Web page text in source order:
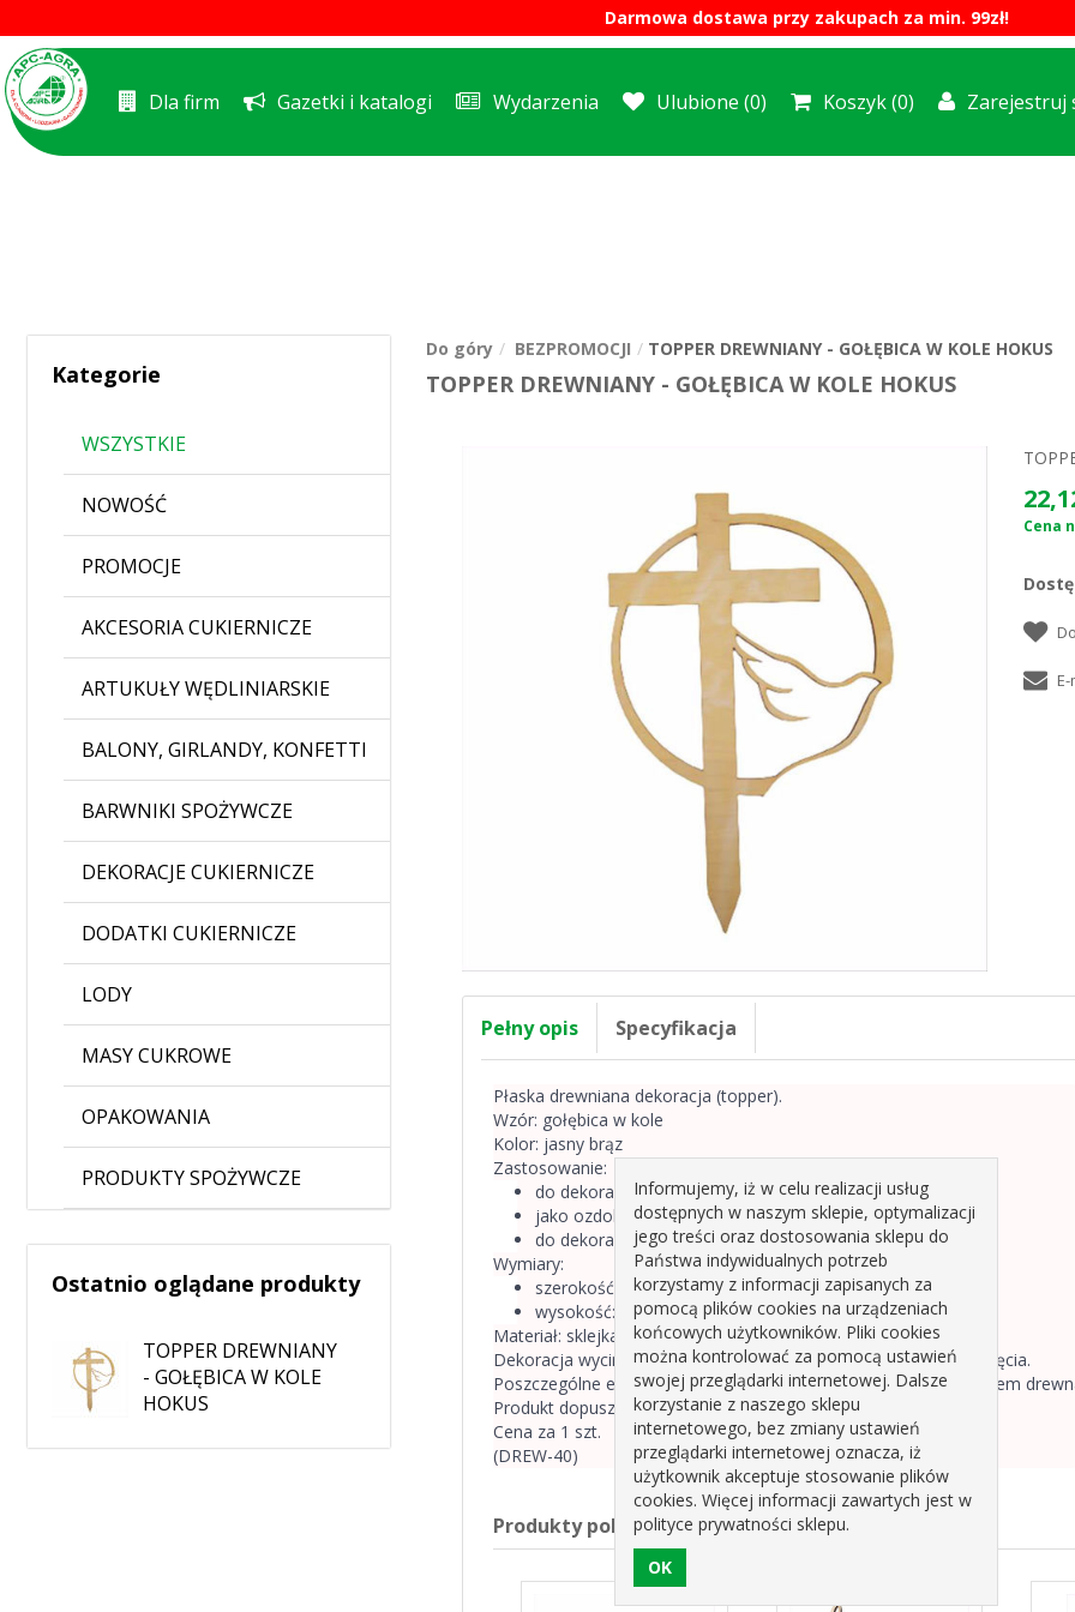
Darmowa dostawa przy zakupach za min. 99zł!
Dla firm Gazetki i katalogi Wydarzenia Ulubione (0) Koszyk (0) Zarejestruj
Kategorie
WSZYSTKIE
NOWOŚĆ
PROMOCJE
AKCESORIA CUKIERNICZE
ARTUKUŁY WĘDLINIARSKIE
BALONY, GIRLANDY, KONFETTI
BARWNIKI SPOŻYWCZE
DEKORACJE CUKIERNICZE
DODATKI CUKIERNICZE
LODY
MASY CUKROWE
OPAKOWANIA
PRODUKTY SPOŻYWCZE
Ostatnio oglądane produkty
TOPPER DREWNIANY
- GOŁĘBICA W KOLE
HOKUS
Do góry BEZPROMOCJI TOPPER DREWNIANY - GOŁĘBICA W KOLE HOKUS
TOPPER DREWNIANY - GOŁĘBICA W KOLE HOKUS
Cena
Pełny opis Specyfikacja
Płaska drewniana dekoracja (topper).
Wzór: gołębica w kole
Kolor: jasny brąz
Zastosowanie:
do dekoracji tortów i ciast
jako ozdoba bukietów, stroików, upominków
do dekoracji stołów
Wymiary:
szerokość: 15 cm
wysokość: 16 cm (23,5 cm z pikerem)
Materiał: sklejka drewniana
Dekoracja wycinana jest laserowo i posiada ciemne krawędzie cięcia.
Poszczególne egzemplarze mogą się od siebie różnić np. odcieniem
Produkt dopuszczony do kontaktu z żywnością.
Cena za 1 szt.
(DREW-40)
Produkty pokrewne
Informujemy, iż w celu realizacji usług
dostępnych w naszym sklepie, optymalizacji
jego treści oraz dostosowania sklepu do
Państwa indywidualnych potrzeb
korzystamy z informacji zapisanych za
pomocą plików cookies na urządzeniach
końcowych użytkowników. Pliki cookies
można kontrolować za pomocą ustawień
swojej przeglądarki internetowej. Dalsze
korzystanie z naszego sklepu
internetowego, bez zmiany ustawień
przeglądarki internetowej oznacza, iż
użytkownik akceptuje stosowanie plików
cookies. Więcej informacji zawartych jest w
polityce prywatności sklepu.